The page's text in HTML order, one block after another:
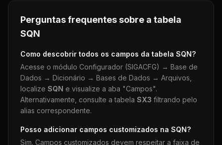
Perguntas frequentes sobre a tabela
SQN
Como descobrir todos os campos da tabela SQN?
Acesse o módulo Configurador (SIGACFG) → Base de
Dados → Dicionário → Bases de Dados → Arquivos,
localize SQN e visualize a aba "Campos".
Alternativamente, consulte a tabela SX3 filtrando pelo
alias correspondente.
Posso adicionar campos customizados na SQN?
Sim. Campos customizados devem respeitar a faixa de